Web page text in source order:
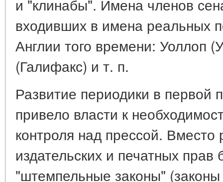
входивших в имена реальных
Англии того времени: Уоллоп
(Галифакс) и т. п.
Развитие периодики в первой
привело власти к
контроля над прессой.
издательских и печатных
"штемпельные законы"